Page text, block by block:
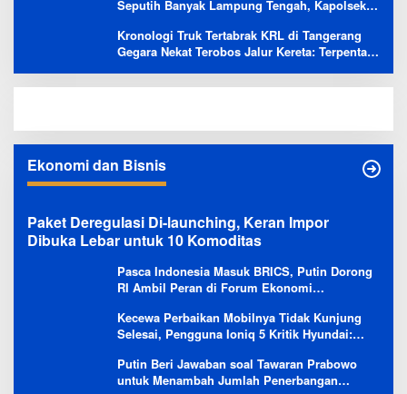
Seputih Banyak Lampung Tengah, Kapolsek:
Kronologi Truk Tertabrak KRL di Tangerang
Gegara Nekat Terobos Jalur Kereta: Terpental,
Ekonomi dan Bisnis
Paket Deregulasi Di-launching, Keran Impor
Dibuka Lebar untuk 10 Komoditas
Pasca Indonesia Masuk BRICS, Putin Dorong
RI Ambil Peran di Forum Ekonomi
Kecewa Perbaikan Mobilnya Tidak Kunjung
Selesai, Pengguna Ioniq 5 Kritik Hyundai:
Sales
Putin Beri Jawaban soal Tawaran Prabowo
untuk Menambah Jumlah Penerbangan